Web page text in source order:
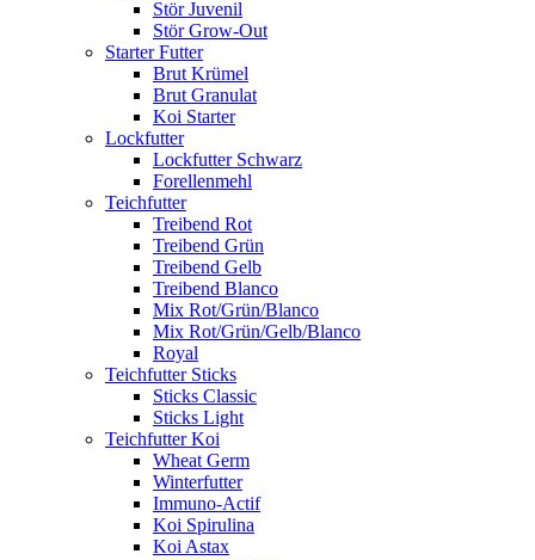
Stör Juvenil
Stör Grow-Out
Starter Futter
Brut Krümel
Brut Granulat
Koi Starter
Lockfutter
Lockfutter Schwarz
Forellenmehl
Teichfutter
Treibend Rot
Treibend Grün
Treibend Gelb
Treibend Blanco
Mix Rot/Grün/Blanco
Mix Rot/Grün/Gelb/Blanco
Royal
Teichfutter Sticks
Sticks Classic
Sticks Light
Teichfutter Koi
Wheat Germ
Winterfutter
Immuno-Actif
Koi Spirulina
Koi Astax